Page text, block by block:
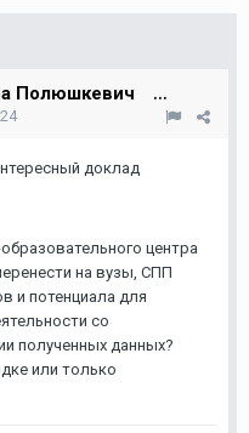
Полюшкевич
доклад
центра
на вузы, СПП
и потенциала для
со
полученных данных?
или только